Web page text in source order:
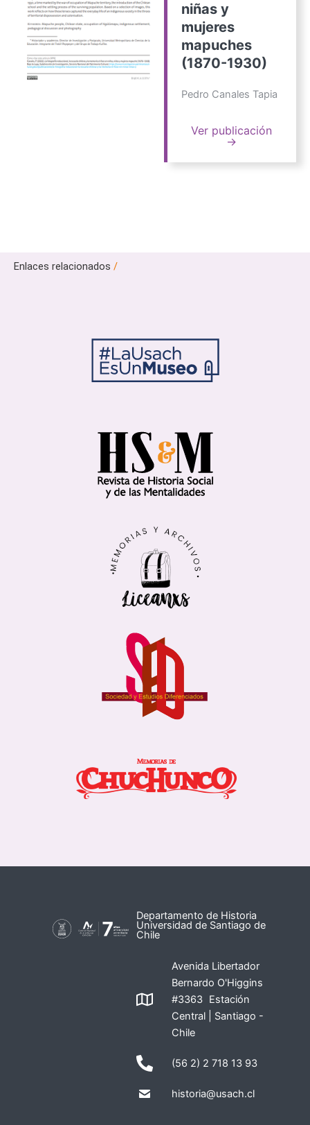
niñas y
mujeres
mapuches
(1870-1930)
Pedro Canales Tapia
Ver publicación
→
Enlaces relacionados /
Departamento de Historia
Universidad de Santiago de
Chile
Avenida Libertador
Bernardo O'Higgins
#3363 Estación
Central | Santiago -
Chile
(56 2) 2 718 13 93
historia@usach.cl